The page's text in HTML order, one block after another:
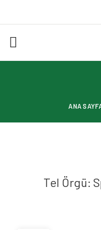
ANA
Tel Örgü: